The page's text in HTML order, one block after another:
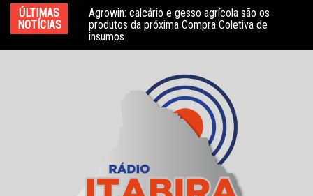
para
conteúdo
ÚLTIMAS
NOTÍCIAS
Agrowin: calcário e gesso agrícola são os
produtos da próxima Compra Coletiva de
insumos
Novo convênio com a Associação Nosso Lar
garante atendimento a crianças com TEA